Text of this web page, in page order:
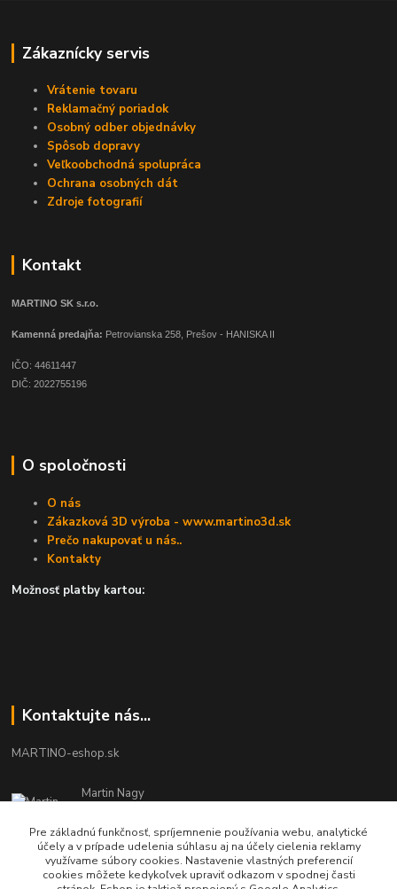
Zákaznícky servis
Vrátenie tovaru
Reklamačný poriadok
Osobný odber objednávky
Spôsob dopravy
Veľkoobchodná spolupráca
Ochrana osobných dát
Zdroje fotografií
Kontakt
MARTINO SK s.r.o.
Kamenná predajňa: Petrovianska 258, Prešov - HANISKA II
IČO: 44611447
DIČ: 2022755196
O spoločnosti
O nás
Zákazková 3D výroba - www.martino3d.sk
Prečo nakupovať u nás..
Kontakty
Možnosť platby kartou:
Kontaktujte nás...
MARTINO-eshop.sk
Martin Nagy
Pracovné dni - 08:00 - 16:00
info.martinosk@gmail.com
Pre základnú funkčnosť, spríjemnenie používania webu, analytické
účely a v prípade udelenia súhlasu aj na účely cielenia reklamy
využívame súbory cookies. Nastavenie vlastných preferencií
cookies môžete kedykoľvek upraviť odkazom v spodnej časti